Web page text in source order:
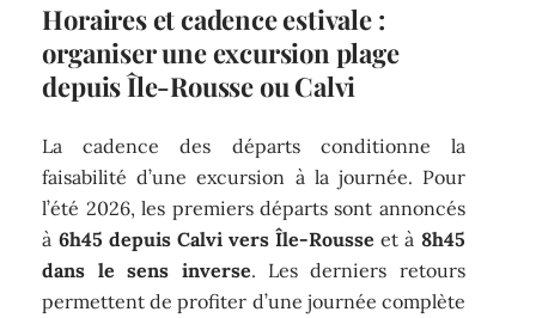
Horaires et cadence estivale :
organiser une excursion plage
depuis Île-Rousse ou Calvi
La cadence des départs conditionne la
faisabilité d’une excursion à la journée. Pour
l’été 2026, les premiers départs sont annoncés
à 6h45 depuis Calvi vers Île-Rousse et à 8h45
dans le sens inverse. Les derniers retours
permettent de profiter d’une journée complète